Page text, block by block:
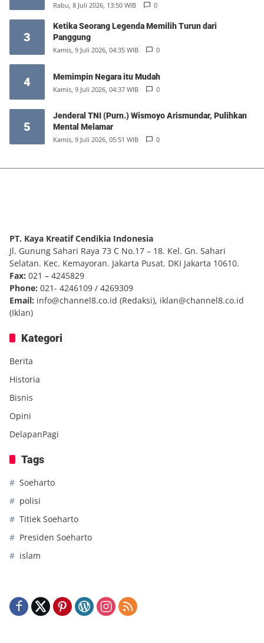
Rabu, 8 Juli 2026, 13:50 WIB 0
3
Ketika Seorang Legenda Memilih Turun dari
Panggung
Kamis, 9 Juli 2026, 04:35 WIB 0
4 Memimpin Negara itu Mudah
Kamis, 9 Juli 2026, 04:37 WIB 0
5
Jenderal TNI (Purn.) Wismoyo Arismundar, Pulihkan
Mental Melamar
Kamis, 9 Juli 2026, 05:51 WIB 0
PT. Kaya Kreatif Cendikia Indonesia
Jl. Gunung Sahari Raya 73 C No.17 – 18. Kel. Gn. Sahari
Selatan. Kec. Kemayoran. Jakarta Pusat. DKI Jakarta 10610.
Fax: 021 – 4245829
Phone: 021- 4246109 / 4269309
Email: info@channel8.co.id (Redaksi), iklan@channel8.co.id
(Iklan)
Kategori
Berita
Historia
Bisnis
Opini
DelapanPagi
Tags
Soeharto
polisi
Titiek Soeharto
Presiden Soeharto
islam